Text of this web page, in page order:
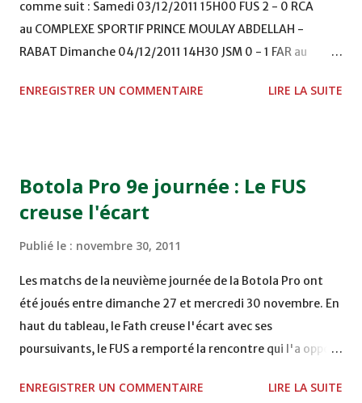
comme suit : Samedi 03/12/2011 15H00 FUS 2 - 0 RCA
au COMPLEXE SPORTIF PRINCE MOULAY ABDELLAH -
RABAT Dimanche 04/12/2011 14H30 JSM 0 - 1 FAR au
TERRAIN EL ABDI - EL JADIDA 16h30 OCK 0 - 1 HUSA
Mardi 06/12/2011 15H00 WAF - OCS au COMPLEXE SPORTIF
DE FES - FES WAC - MAS Reporté pour cause de finale de la
ENREGISTRER UN COMMENTAIRE LIRE LA SUITE
Botola Pro 9e journée : Le FUS
creuse l'écart
Publié le : novembre 30, 2011
Les matchs de la neuvième journée de la Botola Pro ont
été joués entre dimanche 27 et mercredi 30 novembre. En
haut du tableau, le Fath creuse l'écart avec ses
poursuivants, le FUS a remporté la rencontre qui l'a opposé
2, Badr Kachani a ouvert la marque à la 38e pour les
ENREGISTRER UN COMMENTAIRE LIRE LA SUITE